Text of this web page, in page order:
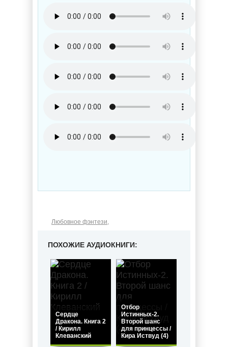
Любовное фэнтези,
ПОХОЖИЕ АУДИОКНИГИ:
Сердце
Дракона. Книга 2
/ Кирилл
Клеванский
Отбор
Истинных-2.
Второй шанс
для принцессы /
Кира Иствуд (4)